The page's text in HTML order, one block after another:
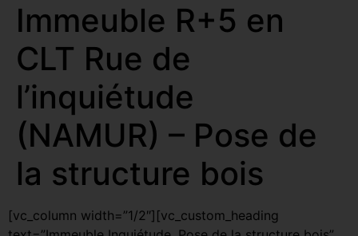
Immeuble R+5 en
CLT Rue de
l’inquiétude
(NAMUR) – Pose de
la structure bois
[vc_column width=”1/2″][vc_custom_heading